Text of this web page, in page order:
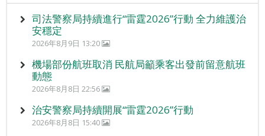
司法警察局持續進行“雷霆2026”行動 全力維護治
安穩定
2026年8月9日 13:20
機場部份航班取消 民航局籲乘客出發前留意航班
動態
2026年8月8日 22:56
治安警察局持續開展“雷霆2026”行動
2026年8月8日 15:40